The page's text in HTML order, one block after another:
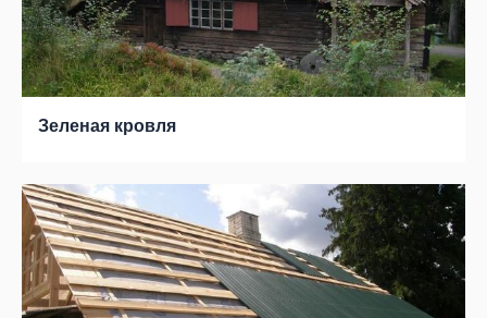
Зеленая кровля